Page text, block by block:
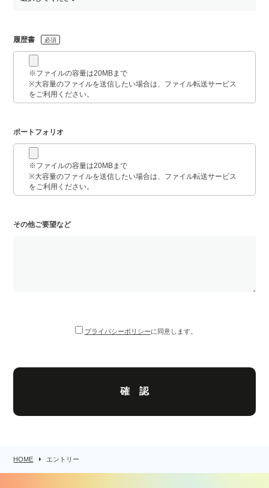
履歴書 必須
※ファイルの容量は20MBまで
※大容量のファイルを送信したい場合は、ファイル転送サービス
をご利用ください。
ポートフォリオ
※ファイルの容量は20MBまで
※大容量のファイルを送信したい場合は、ファイル転送サービス
をご利用ください。
その他ご要望など
プライバシーポリシーに同意します。
HOME エントリー